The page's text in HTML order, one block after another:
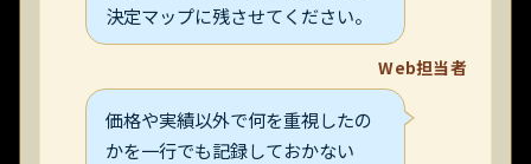
決定マップに残させてください。
Web担当者
価格や実績以外で何を重視したの
かを一行でも記録しておかない